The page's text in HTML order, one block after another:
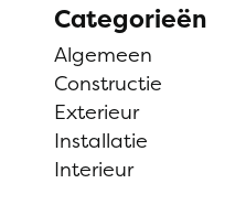
Categorieën
Algemeen
Constructie
Exterieur
Installatie
Interieur